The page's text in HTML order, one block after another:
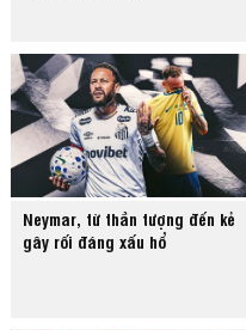
Neymar, từ thần tượng đến kẻ
gây rối đáng xấu hổ